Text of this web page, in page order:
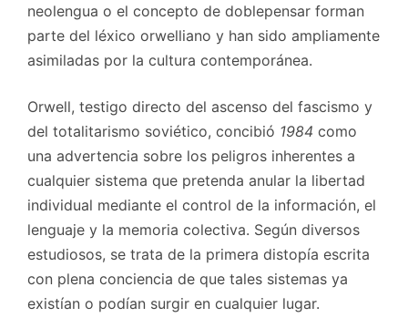
neolengua o el concepto de doblepensar forman
parte del léxico orwelliano y han sido ampliamente
asimiladas por la cultura contemporánea.
Orwell, testigo directo del ascenso del fascismo y
del totalitarismo soviético, concibió 1984 como
una advertencia sobre los peligros inherentes a
cualquier sistema que pretenda anular la libertad
individual mediante el control de la información, el
lenguaje y la memoria colectiva. Según diversos
estudiosos, se trata de la primera distopía escrita
con plena conciencia de que tales sistemas ya
existían o podían surgir en cualquier lugar.